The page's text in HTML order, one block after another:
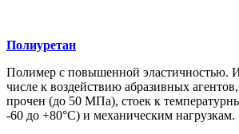
Полиуретан
Полимер с повышенной эластичностью.
числе к воздействию абразивных
прочен (до 50 МПа), стоек к
-60 до +80°С) и механическим нагрузкам.